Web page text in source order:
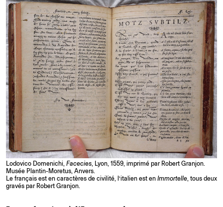
Lodovico Domenichi, Facecies, Lyon, 1559, imprimé par Robert Granjon.
Musée Plantin-Moretus, Anvers.
Le français est en caractères de civilité, l’italien est en Immortelle, tous deux
gravés par Robert Granjon.